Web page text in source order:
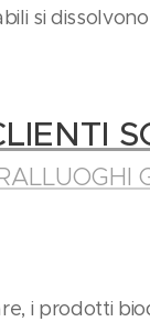
si
i prodotti